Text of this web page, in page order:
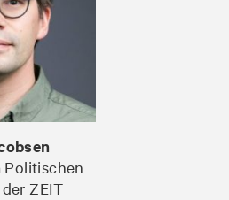
Politischen
ZEIT